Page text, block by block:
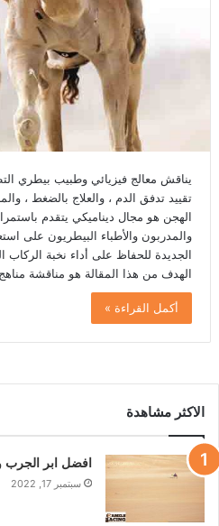
يناقش معالج فيزيائي وطبيب بيطري
تقييد تدفق الدم ، والعلاج بالضغط ،
الهجن هو مجال ديناميكي يتقدم
والمدربون والأطباء البيطريون على
الجديدة للحفاظ على أداء نخبة الركاب
الهدف من هذا المقالة هو مناقشة مناهج
أكمل القراءة »
الاكثر مشاهدة
افضل ابر الجرب
سبتمبر 17, 2022